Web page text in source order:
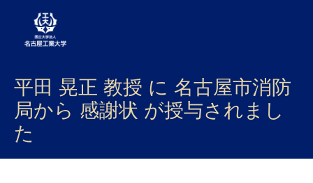
大学案内
学部・大学院・センター
入試
平田 晃正 教授 に 名古屋市消防
局から 感謝状 が授与されまし
た